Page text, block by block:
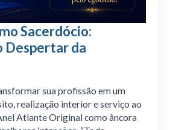
Sacerdócio:
Despertar da
sua profissão em um
realização interior e serviço ao
Atlante Original como âncora